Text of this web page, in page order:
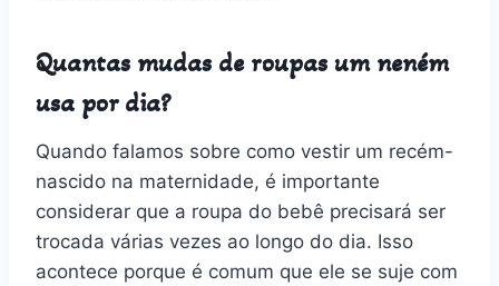
Quantas mudas de roupas um neném
usa por dia?
Quando falamos sobre como vestir um recém-
nascido na maternidade, é importante
considerar que a roupa do bebê precisará ser
trocada várias vezes ao longo do dia. Isso
acontece porque é comum que ele se suje com